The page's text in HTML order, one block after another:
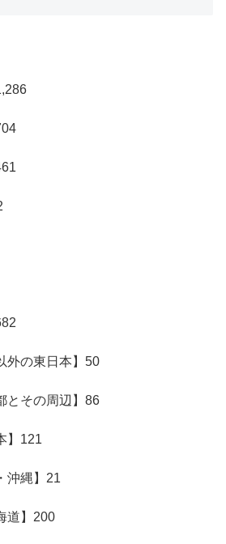
の東日本】 50
その周辺】 86
121
縄】 21
】 200